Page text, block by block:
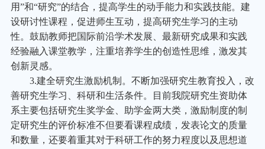
用”和“研究”的结合，提高学生的动手能力和实践技能。建
设研讨性课程，促进师生互动，提高研究生学习的主动
性。鼓励教师把国际前沿学术发展、最新研究成果和实践
经验融入课堂教学，注重培养学生的创造性思维，激发其
创新灵感。
3.建全研究生激励机制。不断加强研究生教育投入，改
善研究生学习、科研和生活条件。目前我院研究生资助体
系主要包括研究生奖学金、助学金两大类，激励制度的制
定研究生的评价标准不但要看课程成绩，发表论文的质量
和数量，还要着重其对于科研工作的努力程度以及思想道